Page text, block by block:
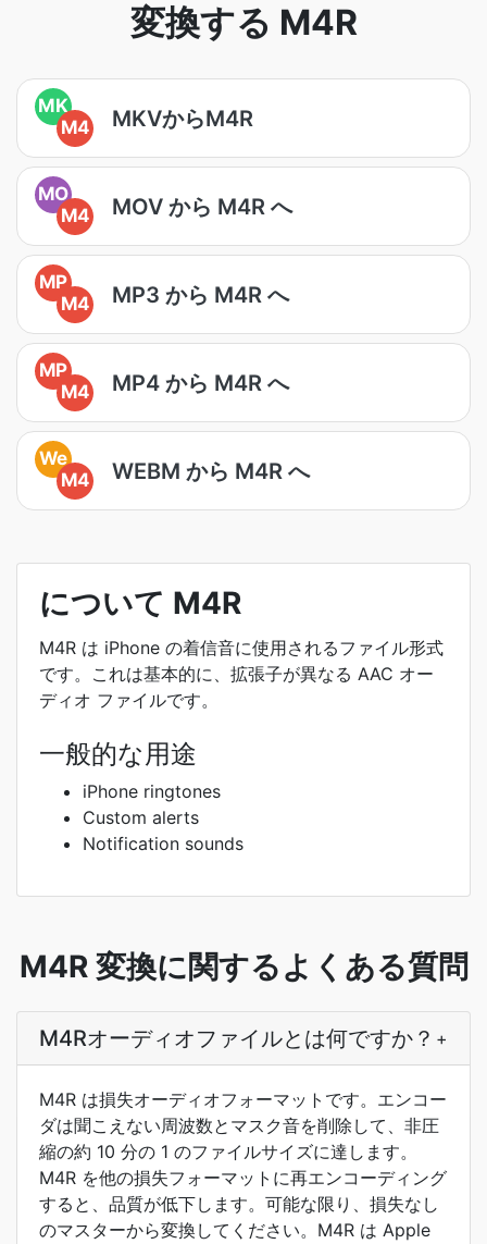
変換する M4R
MK
M4
MKVからM4R
MO
M4
MOV から M4R へ
MP
M4
MP3 から M4R へ
MP
M4
MP4 から M4R へ
We
M4
WEBM から M4R へ
について M4R
M4R は iPhone の着信音に使用されるファイル形式
です。これは基本的に、拡張子が異なる AAC オー
ディオ ファイルです。
一般的な用途
iPhone ringtones
Custom alerts
Notification sounds
M4R 変換に関するよくある質問
M4Rオーディオファイルとは何ですか？ +
M4R は損失オーディオフォーマットです。エンコー
ダは聞こえない周波数とマスク音を削除して、非圧
縮の約 10 分の 1 のファイルサイズに達します。
M4R を他の損失フォーマットに再エンコーディング
すると、品質が低下します。可能な限り、損失なし
のマスターから変換してください。M4R は Apple